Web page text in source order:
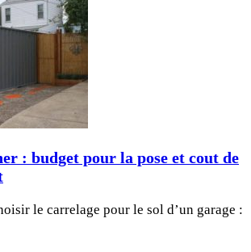
: budget pour la pose et cout de
le carrelage pour le sol d’un garage :